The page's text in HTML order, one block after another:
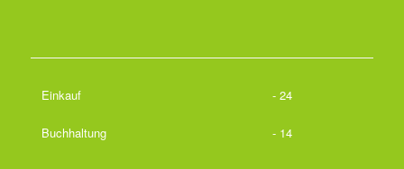
Einkauf - 24
Buchhaltung - 14